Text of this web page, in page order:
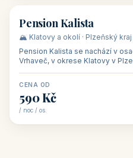
🏡 penzion
Pension Kalista
🏔️ Klatovy a okolí · Plzeňský kraj
Pension Kalista se nachází v
Vrhaveč, v okrese Klatovy v
CENA OD
590 Kč
/ noc / os.